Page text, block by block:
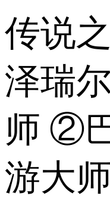
传说
泽瑞
师 ②
游大